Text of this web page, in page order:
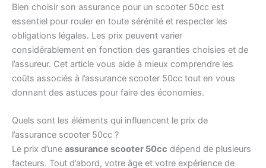
Bien choisir son assurance pour un scooter 50cc est
essentiel pour rouler en toute sérénité et respecter les
obligations légales. Les prix peuvent varier
considérablement en fonction des garanties choisies et de
l’assureur. Cet article vous aide à mieux comprendre les
coûts associés à l’assurance scooter 50cc tout en vous
donnant des astuces pour faire des économies.
Quels sont les éléments qui influencent le prix de
l’assurance scooter 50cc ?
Le prix d’une assurance scooter 50cc dépend de plusieurs
facteurs. Tout d’abord, votre âge et votre expérience de